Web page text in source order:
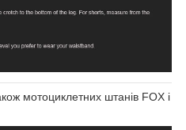
мотоциклетних штанів FOX і